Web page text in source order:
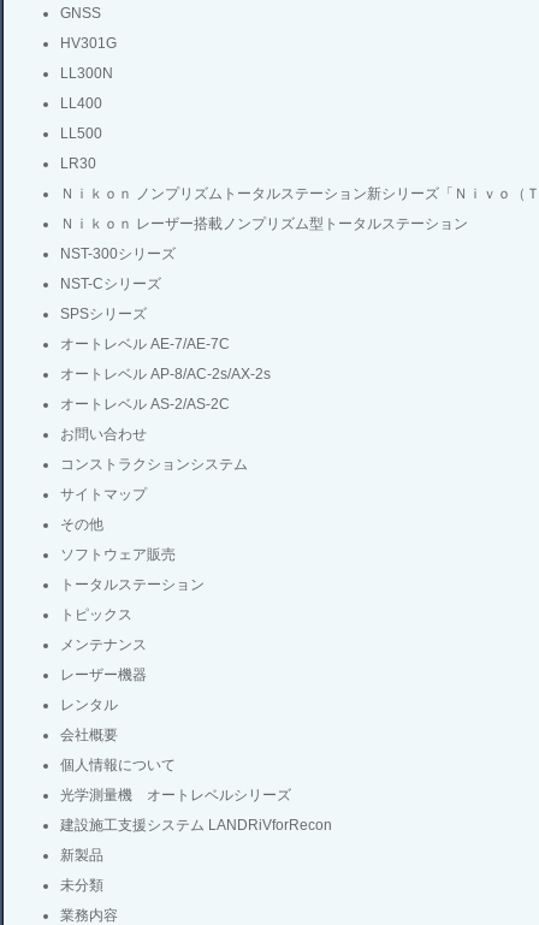
GNSS
HV301G
LL300N
LL400
LL500
LR30
Ｎｉｋｏｎ ノンプリズムトータルステーション新シリーズ「Ｎｉｖｏ（
Ｎｉｋｏｎ レーザー搭載ノンプリズム型トータルステーション
NST-300シリーズ
NST-Cシリーズ
SPSシリーズ
オートレベル AE-7/AE-7C
オートレベル AP-8/AC-2s/AX-2s
オートレベル AS-2/AS-2C
お問い合わせ
コンストラクションシステム
サイトマップ
その他
ソフトウェア販売
トータルステーション
トピックス
メンテナンス
レーザー機器
レンタル
会社概要
個人情報について
光学測量機 オートレベルシリーズ
建設施工支援システム LANDRiVforRecon
新製品
未分類
業務内容